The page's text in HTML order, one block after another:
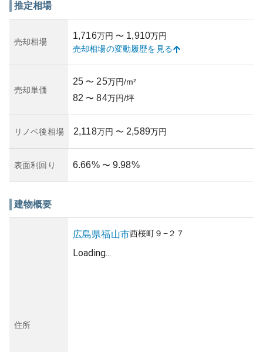
推定相場
売却相場
1,716万円 〜 1,910万円
売却相場の変動履歴を見る
売却単価
25 〜 25万円/m²
82 〜 84万円/坪
リノベ後相場 2,118万円 〜 2,589万円
表面利回り 6.66% 〜 9.98%
建物概要
住所
広島県福山市西桜町９−２７
Loading...